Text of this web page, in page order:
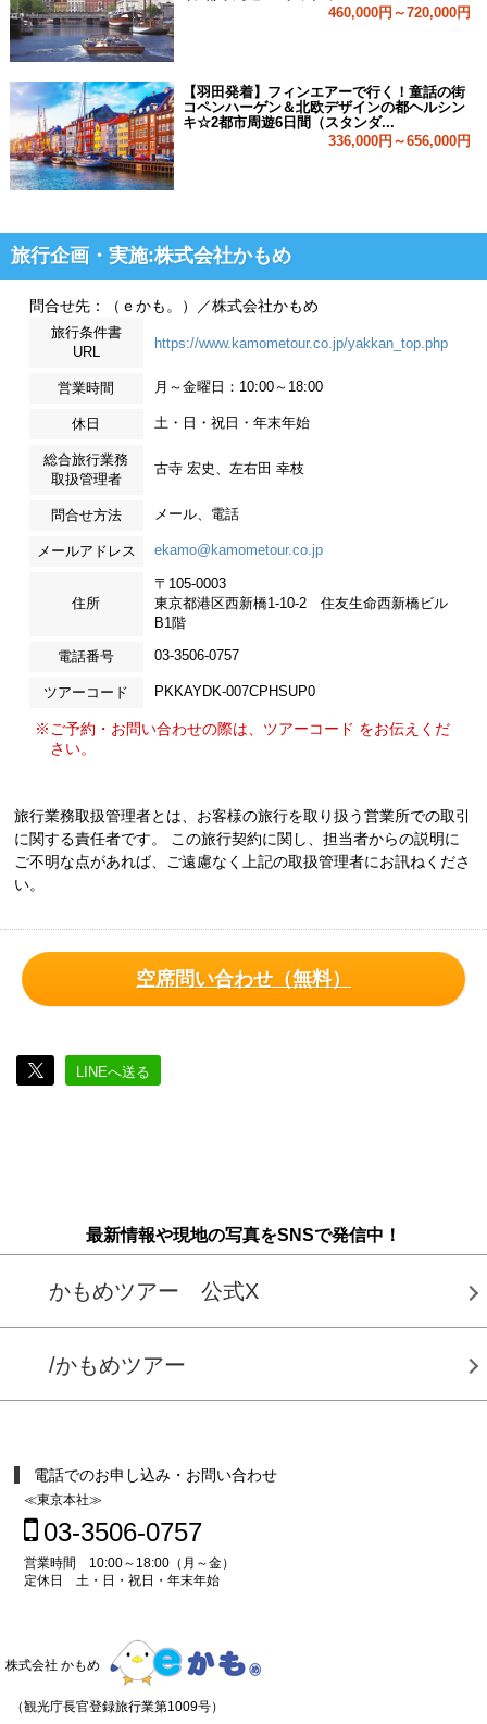
460,000円～720,000円
【羽田発着】フィンエアーで行く！童話の街
コペンハーゲン＆北欧デザインの都ヘルシン
キ☆2都市周遊6日間（スタンダ...
336,000円～656,000円
旅行企画・実施:株式会社かもめ
問合せ先：（ｅかも。）／株式会社かもめ
旅行条件書
URL
https://www.kamometour.co.jp/yakkan_top.php
営業時間 月～金曜日：10:00～18:00
休日 土・日・祝日・年末年始
総合旅行業務
取扱管理者
古寺 宏史、左右田 幸枝
問合せ方法 メール、電話
メールアドレス ekamo@kamometour.co.jp
住所
〒105-0003
東京都港区西新橋1-10-2 住友生命西新橋ビル
B1階
電話番号 03-3506-0757
ツアーコード PKKAYDK-007CPHSUP0
※ご予約・お問い合わせの際は、ツアーコード をお伝えくだ
さい。
旅行業務取扱管理者とは、お客様の旅行を取り扱う営業所での取引
に関する責任者です。 この旅行契約に関し、担当者からの説明に
ご不明な点があれば、ご遠慮なく上記の取扱管理者にお訊ねくださ
い。
空席問い合わせ（無料）
LINEへ送る
最新情報や現地の写真をSNSで発信中！
かもめツアー 公式X
/かもめツアー
電話でのお申し込み・お問い合わせ
≪東京本社≫
03-3506-0757
営業時間 10:00～18:00（月～金）
定休日 土・日・祝日・年末年始
株式会社 かもめ
（観光庁長官登録旅行業第1009号）